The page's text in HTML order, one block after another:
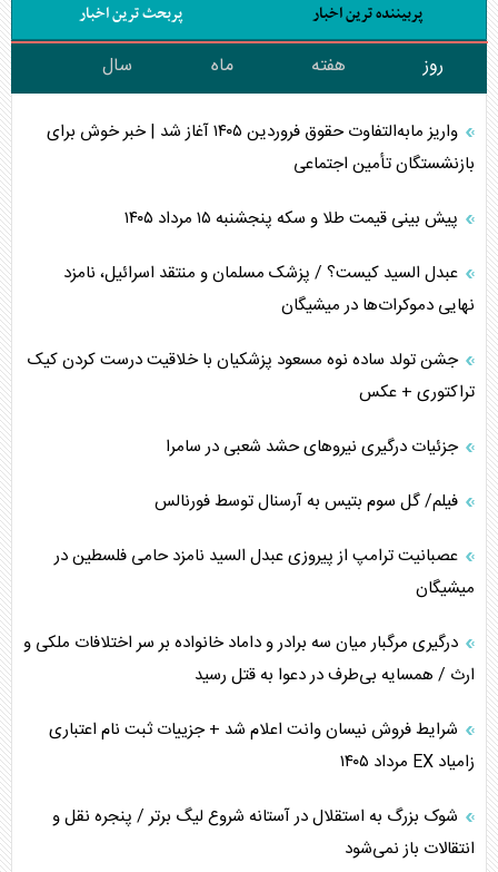
پربیننده ترین اخبار پربحث ترین اخبار
روز هفته ماه سال
واریز مابه‌التفاوت حقوق فروردین ۱۴۰۵ آغاز شد | خبر خوش برای
بازنشستگان تأمین اجتماعی
پیش بینی قیمت طلا و سکه پنجشنبه ۱۵ مرداد ۱۴۰۵
عبدل السید کیست؟ / پزشک مسلمان و منتقد اسرائیل، نامزد
نهایی دموکرات‌ها در میشیگان
جشن تولد ساده نوه مسعود پزشکیان با خلاقیت درست کردن کیک
تراکتوری + عکس
جزئیات درگیری نیرو‌های حشد شعبی در سامرا
فیلم/ گل سوم بتیس به آرسنال توسط فورنالس
عصبانیت ترامپ از پیروزی عبدل السید نامزد حامی فلسطین در
میشیگان
درگیری مرگبار میان سه برادر و داماد خانواده بر سر اختلافات ملکی و
ارث / همسایه بی‌طرف در دعوا به قتل رسید
شرایط فروش نیسان وانت اعلام شد + جزییات ثبت نام اعتباری
زامیاد EX مرداد ۱۴۰۵
شوک بزرگ به استقلال در آستانه شروع لیگ برتر / پنجره نقل و
انتقالات باز نمی‌شود